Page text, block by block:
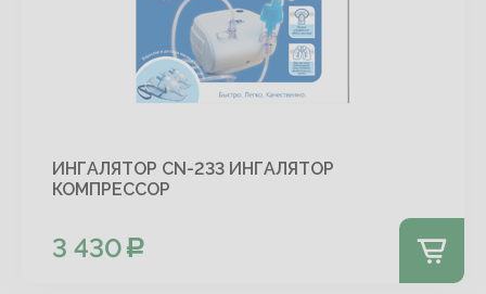
ИНГАЛЯТОР CN-233 ИНГАЛЯТОР
КОМПРЕССОР
3 430